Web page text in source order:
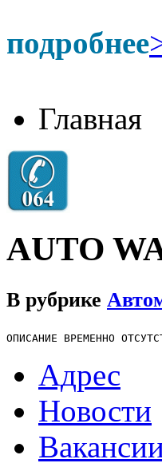
подробнее
Главная
AUTO
В рубрике
ОПИСАНИЕ ВРЕМЕННО
Адрес
Новости